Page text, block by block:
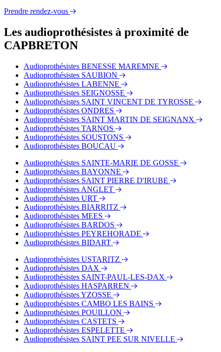
Prendre rendez-vous
Les audioprothésistes à proximité de
CAPBRETON
Audioprothésistes BENESSE MAREMNE
Audioprothésistes SAUBION
Audioprothésistes LABENNE
Audioprothésistes SEIGNOSSE
Audioprothésistes SAINT VINCENT DE TYROSSE
Audioprothésistes ONDRES
Audioprothésistes SAINT MARTIN DE SEIGNANX
Audioprothésistes TARNOS
Audioprothésistes SOUSTONS
Audioprothésistes BOUCAU
Audioprothésistes SAINTE-MARIE DE GOSSE
Audioprothésistes BAYONNE
Audioprothésistes SAINT PIERRE D'IRUBE
Audioprothésistes ANGLET
Audioprothésistes URT
Audioprothésistes BIARRITZ
Audioprothésistes MEES
Audioprothésistes BARDOS
Audioprothésistes PEYREHORADE
Audioprothésistes BIDART
Audioprothésistes USTARITZ
Audioprothésistes DAX
Audioprothésistes SAINT-PAUL-LES-DAX
Audioprothésistes HASPARREN
Audioprothésistes YZOSSE
Audioprothésistes CAMBO LES BAINS
Audioprothésistes POUILLON
Audioprothésistes CASTETS
Audioprothésistes ESPELETTE
Audioprothésistes SAINT PEE SUR NIVELLE